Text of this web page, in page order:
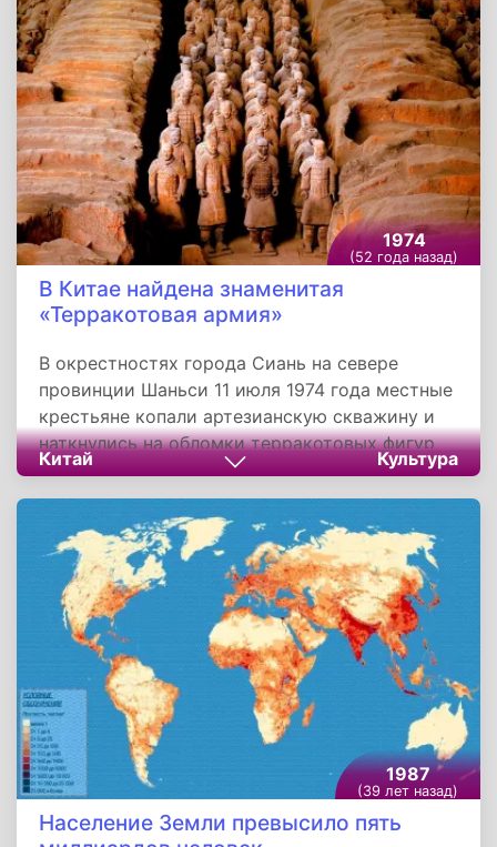
населённых пунктов. Войска 3-го
Белорусского фронта продолжали
уничтожение разрозненных групп противника
в центре города Вильнюс.
1974
(52 года назад)
В Китае найдена знаменитая
«Терракотовая армия»
В окрестностях города Сиань на севере
провинции Шаньси 11 июля 1974 года местные
крестьяне копали артезианскую скважину и
наткнулись на обломки терракотовых фигур
воинов в полном боевом снаряжении. Находка
привлекла внимание археологов, и вскоре
здесь были развернуты масштабные работы.
Китай Культура
1987
(39 лет назад)
Население Земли превысило пять